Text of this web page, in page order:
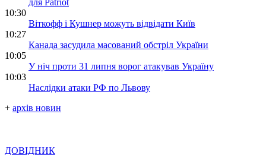
для Patriot
10:30
Віткофф і Кушнер можуть відвідати Київ
10:27
Канада засудила масований обстріл України
10:05
У ніч проти 31 липня ворог атакував Україну
10:03
Наслідки атаки РФ по Львову
+ архів новин
ДОВІДНИК